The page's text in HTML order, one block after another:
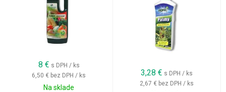
8 € s DPH / ks
6,50 € bez DPH / ks
Na sklade
3,28 € s DPH / ks
2,67 € bez DPH / ks